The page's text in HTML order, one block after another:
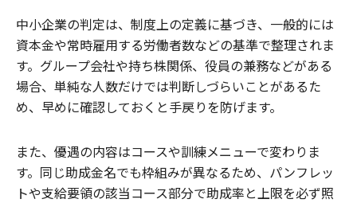
中小企業の判定は、制度上の定義に基づき、一般的には
資本金や常時雇用する労働者数などの基準で整理されま
す。グループ会社や持ち株関係、役員の兼務などがある
場合、単純な人数だけでは判断しづらいことがあるた
め、早めに確認しておくと手戻りを防げます。
また、優遇の内容はコースや訓練メニューで変わりま
す。同じ助成金名でも枠組みが異なるため、パンフレッ
トや支給要領の該当コース部分で助成率と上限を必ず照